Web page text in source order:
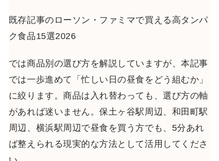
既存記事のローソン・ファミマで買える高タンパ
ク食品15選2026
では商品別の選び方を解説していますが、本記事
では一歩進めて「忙しい日の昼食をどう組むか」
に絞ります。商品は入れ替わっても、選び方の軸
があれば迷いません。保土ヶ谷駅周辺、和田町駅
周辺、横浜駅周辺で昼食を買う方でも、5分あれ
ば整えられる現実的な方法として活用してくださ